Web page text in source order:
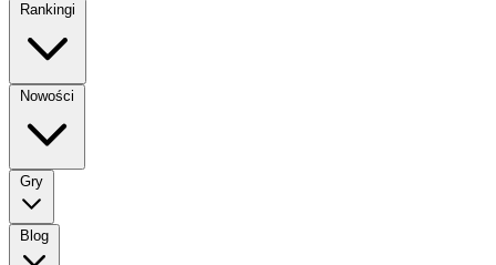
Rankingi
Nowości
Gry
Blog